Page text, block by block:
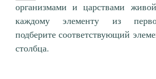
организмами и царствами
каждому элементу из
подберите соответствующий
столбца.